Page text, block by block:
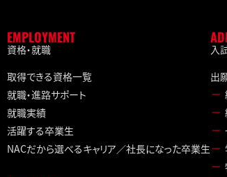
EMPLOYMENT
資格・就職
取得できる資格一覧
就職・進路サポート
就職実績
活躍する卒業生
NACだから選べるキャリア／社長になった卒業生
入
出